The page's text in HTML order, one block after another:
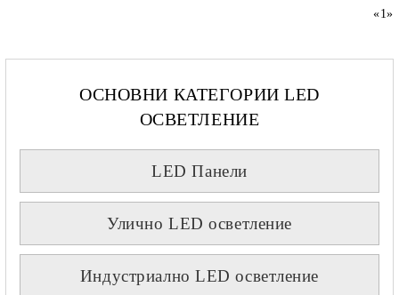
«1»
ОСНОВНИ КАТЕГОРИИ LED
ОСВЕТЛЕНИЕ
LED Панели
Улично LED осветление
Индустриално LED осветление